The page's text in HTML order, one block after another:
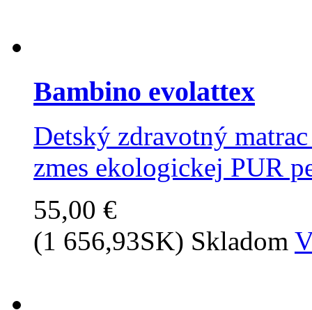
Bambino evolattex
Detský zdravotný
zmes ekologickej PUR
55,00 €
(1 656,93SK) Skladom